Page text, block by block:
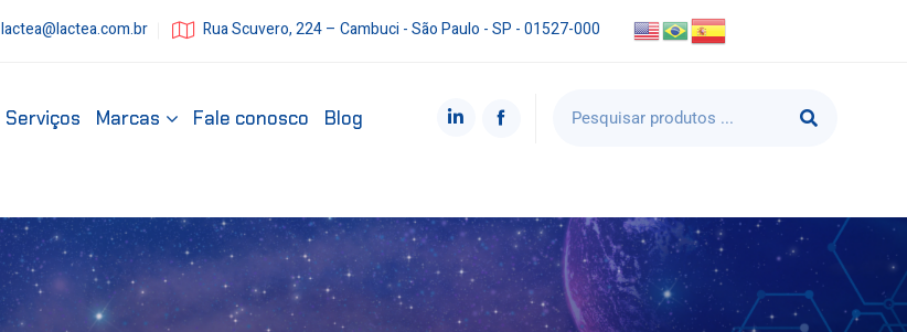
lactea@lactea.com.br Rua Scuvero, 224 – Cambuci - São Paulo - SP - 01527-000
Serviços Marcas Fale conosco Blog